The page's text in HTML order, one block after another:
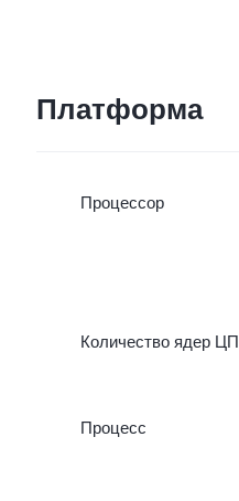
Платформа
Процессор
Количество ядер ЦП
Процесс